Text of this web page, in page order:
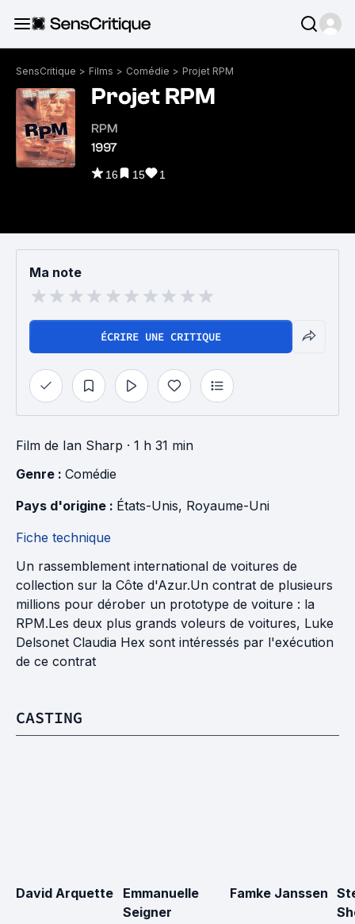
SensCritique > Films > Comédie > Projet RPM
Projet RPM
RPM
1997
16 15 1
Ma note
ÉCRIRE UNE CRITIQUE
Film de Ian Sharp · 1 h 31 min
Genre : Comédie
Pays d'origine : États-Unis, Royaume-Uni
Fiche technique
Un rassemblement international de voitures de
collection sur la Côte d'Azur.Un contrat de plusieurs
millions pour dérober un prototype de voiture : la
RPM.Les deux plus grands voleurs de voitures, Luke
Delsonet Claudia Hex sont intéressés par l'exécution
de ce contrat
CASTING
David Arquette
Emmanuelle
Seigner
Famke Janssen